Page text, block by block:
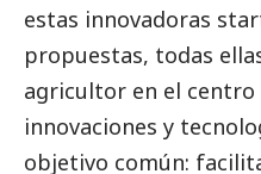
estas innovadoras
propuestas, todas
agricultor en el centro
innovaciones y
objetivo común: